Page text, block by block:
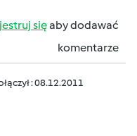
sięaby dodawać
komentarze
: 08.12.2011